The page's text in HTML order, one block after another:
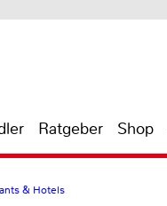
Ratgeber Shop
& Hotels